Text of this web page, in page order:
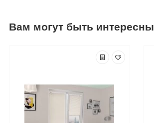
Вам могут быть интересны